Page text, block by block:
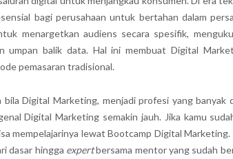
bagi perusahaan untuk bertahan dalam
menargetkan audiens secara spesifik,
umpan balik data. Hal ini membuat Digital
pemasaran tradisional.
bila Digital Marketing, menjadi profesi yang banyak
Digital Marketing semakin jauh. Jika kamu
mempelajarinya lewat Bootcamp Digital
dasar hingga expertbersama mentor yang sudah